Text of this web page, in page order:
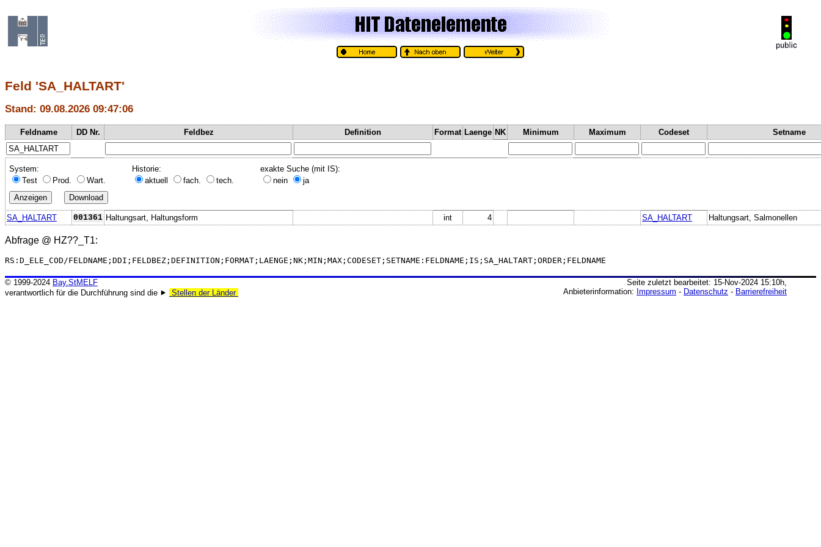
Feld 'SA_HALTART'
Stand: 09.08.2026 09:47:06
Feldname DD Nr. Feldbez Definition Format Laenge NK Minimum Maximum Codeset Setname
System:
Test
Prod. Wart.
Historie:
aktuell
fach. tech.
exakte Suche (mit IS):
nein
ja
SA_HALTART 001361 Haltungsart, Haltungsform int 4 SA_HALTART Haltungsart, Salmonellen
Abfrage @ HZ??_T1:
RS:D_ELE_COD/FELDNAME;DDI;FELDBEZ;DEFINITION;FORMAT;LAENGE;NK;MIN;MAX;CODESET;SETNAME:FELDNAME;IS;SA_HALTART;ORDER;FELDNAME
Seite zuletzt bearbeitet: 15-Nov-2024 15:10h,
Anbieterinformation: Impressum - Datenschutz - Barrierefreiheit
© 1999-2024 Bay.StMELF
verantwortlich für die Durchführung sind die ⯈
Stellen der Länder